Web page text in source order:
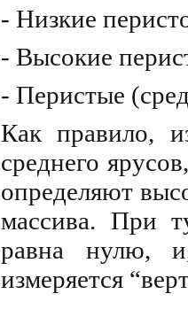
- Низкие
- Высокие
- Перистые
Как правило,
среднего
определяют
массива. При
равна нулю,
измеряется